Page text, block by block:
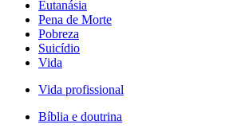
Eutanásia
Pena de Morte
Pobreza
Suicídio
Vida
Vida profissional
Bíblia e doutrina